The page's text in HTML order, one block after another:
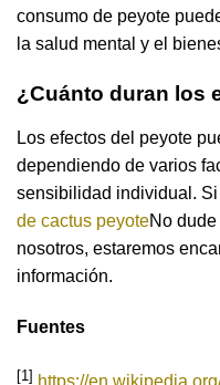
consumo de peyote
la salud mental y el
¿Cuánto duran los
Los efectos del peyote
dependiendo de varios
sensibilidad individual.
de cactus peyoteNo
nosotros, estaremos
información.
Fuentes
[1] https://